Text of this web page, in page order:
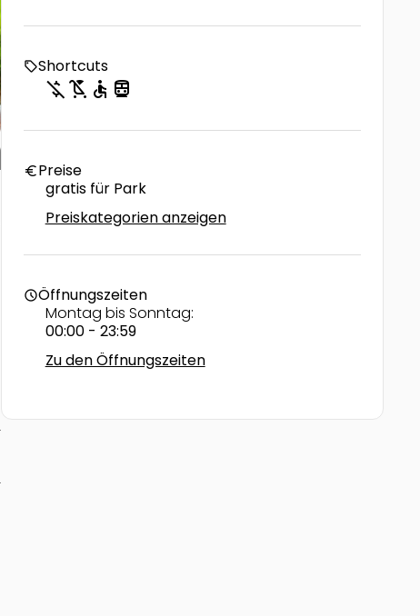
local_offerShortcuts
money_off child_friendly accessible directions_transit
euroPreise
gratis für Park
Preiskategorien anzeigen
scheduleÖffnungszeiten
Montag bis Sonntag:
00:00 - 23:59
Zu den Öffnungszeiten